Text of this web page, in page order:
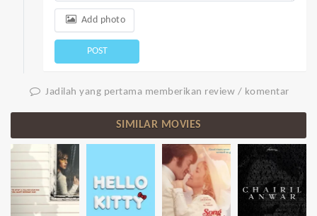
Add photo
POST
Jadilah yang pertama memberikan review / komentar
SIMILAR MOVIES